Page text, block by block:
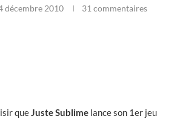
décembre 2010 31 commentaires
queJuste Sublime lance son 1er jeu